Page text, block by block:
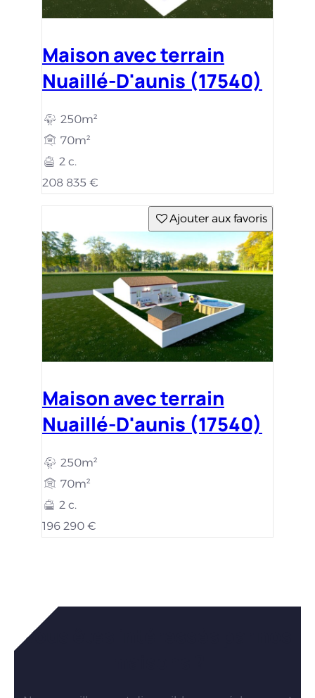
Maison avec terrain
Nuaillé-D'aunis (17540)
250m²
70m²
2 c.
208 835 €
Ajouter aux favoris
Maison avec terrain
Nuaillé-D'aunis (17540)
250m²
70m²
2 c.
196 290 €
Vous êtes intéressés par nos